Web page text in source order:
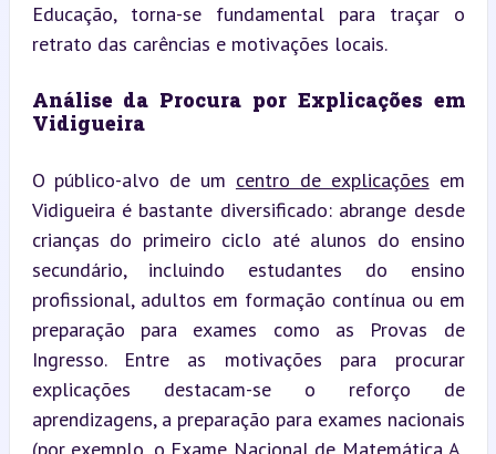
Educação, torna-se fundamental para traçar o
retrato das carências e motivações locais.
Análise da Procura por Explicações em
Vidigueira
O público-alvo de um centro de explicações em
Vidigueira é bastante diversificado: abrange desde
crianças do primeiro ciclo até alunos do ensino
secundário, incluindo estudantes do ensino
profissional, adultos em formação contínua ou em
preparação para exames como as Provas de
Ingresso. Entre as motivações para procurar
explicações destacam-se o reforço de
aprendizagens, a preparação para exames nacionais